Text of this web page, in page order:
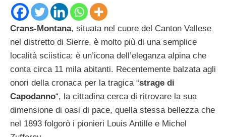
Crans-Montana, situata nel cuore del Canton Vallese
nel distretto di Sierre, è molto più di una semplice
località sciistica: è un’icona dell’eleganza alpina che
conta circa 11 mila abitanti. Recentemente balzata agli
onori della cronaca per la tragica “strage di
Capodanno“, la cittadina cerca di ritrovare la sua
dimensione di oasi di pace, quella stessa bellezza che
nel 1893 folgorò i pionieri Louis Antille e Michel